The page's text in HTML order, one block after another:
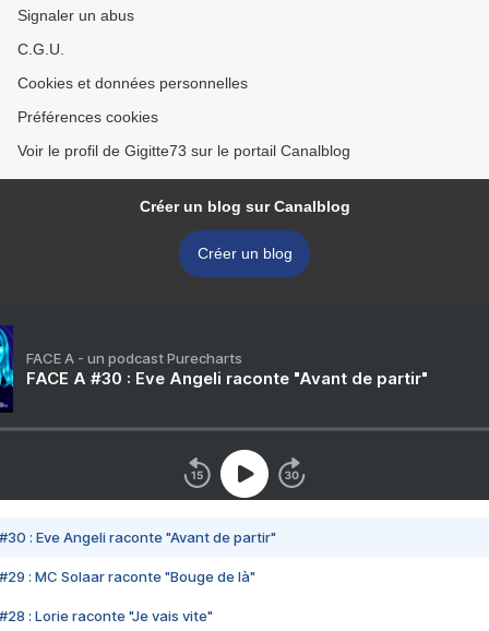
Signaler un abus
C.G.U.
Cookies et données personnelles
Préférences cookies
Voir le profil de Gigitte73 sur le portail Canalblog
Créer un blog sur Canalblog
Créer un blog
FACE A - un podcast Purecharts
FACE A #30 : Eve Angeli raconte "Avant de partir"
#30 : Eve Angeli raconte "Avant de partir"
#29 : MC Solaar raconte "Bouge de là"
#28 : Lorie raconte "Je vais vite"